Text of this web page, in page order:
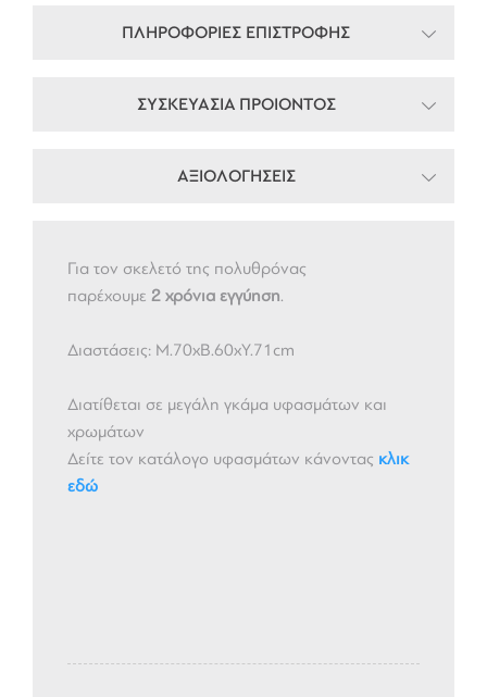
ΠΛΗΡΟΦΟΡΙΕΣ ΕΠΙΣΤΡΟΦΗΣ
ΣΥΣΚΕΥΑΣΙΑ ΠΡΟΙΟΝΤΟΣ
ΑΞΙΟΛΟΓΗΣΕΙΣ
Για τον σκελετό της πολυθρόνας
παρέχουμε 2 χρόνια εγγύηση.
Διαστάσεις: Μ.70xΒ.60xΥ.71cm
Διατίθεται σε μεγάλη γκάμα υφασμάτων και
χρωμάτων
Δείτε τον κατάλογο υφασμάτων κάνοντας κλικ
εδώ